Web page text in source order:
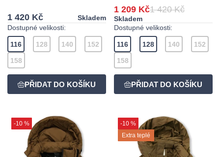
1 420 Kč
Skladem
Dostupné velikosti:
116 128 140 152
158
1 209 Kč1 420 Kč
Skladem
Dostupné velikosti:
116 128 140 152
158
-10 %
-10 %
Extra teplé